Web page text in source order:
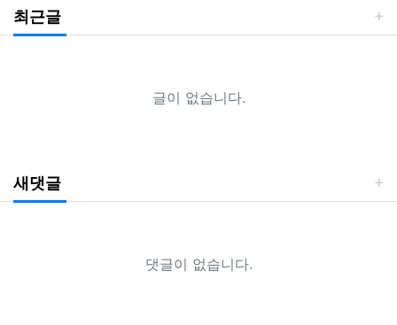
최근글
글이 없습니다.
새댓글
댓글이 없습니다.